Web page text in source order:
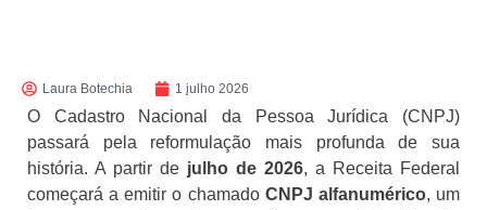
Laura Botechia 1 julho 2026
O Cadastro Nacional da Pessoa Jurídica (CNPJ)
passará pela reformulação mais profunda de sua
história. A partir de julho de 2026, a Receita Federal
começará a emitir o chamado CNPJ alfanumérico, um